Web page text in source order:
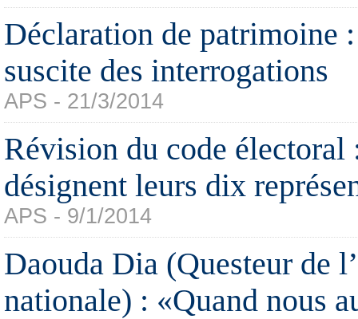
Déclaration de patrimoine
suscite des interrogations
APS - 21/3/2014
Révision du code électoral
désignent leurs dix
APS - 9/1/2014
Daouda Dia (Questeur de
nationale) : «Quand nous